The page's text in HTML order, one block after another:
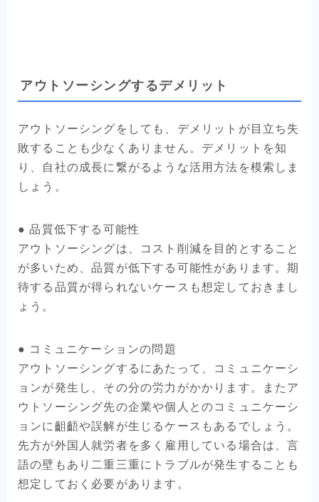
アウトソーシングするデメリット
アウトソーシングをしても、デメリットが目立ち失
敗することも少なくありません。デメリットを知
り、自社の成長に繋がるような活用方法を模索しま
しょう。
● 品質低下する可能性
アウトソーシングは、コスト削減を目的とすること
が多いため、品質が低下する可能性があります。期
待する品質が得られないケースも想定しておきまし
ょう。
● コミュニケーションの問題
アウトソーシングするにあたって、コミュニケーシ
ョンが発生し、その分の労力がかかります。またア
ウトソーシング先の企業や個人とのコミュニケーシ
ョンに齟齬や誤解が生じるケースもあるでしょう。
先方が外国人就労者を多く雇用している場合は、言
語の壁もあり二重三重にトラブルが発生することも
想定しておく必要があります。